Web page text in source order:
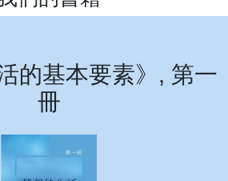
的基本要素》, 第一
冊